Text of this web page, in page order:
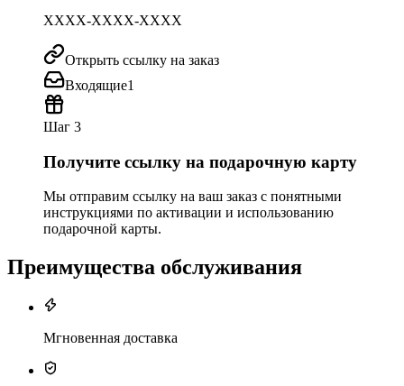
XXXX-XXXX-XXXX
Открыть ссылку на заказ
Входящие1
Шаг 3
Получите ссылку на подарочную карту
Мы отправим ссылку на ваш заказ с понятными
инструкциями по активации и использованию
подарочной карты.
Преимущества обслуживания
Мгновенная доставка